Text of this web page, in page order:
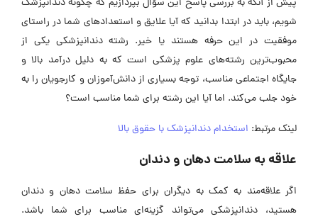
پیش از آنکه به بررسی پاسخ این سؤال بپردازیم که چگونه دندانپزشک
شویم، باید در ابتدا بدانید که آیا علایق و استعداد‌های شما در راستای
موفقیت در این حرفه هستند یا خیر. رشته دندانپزشکی یکی از
محبوب‌ترین رشته‌های علوم پزشکی است که به دلیل درآمد بالا و
جایگاه اجتماعی مناسب، توجه بسیاری از دانش‌آموزان و کارجویان را به
خود جلب می‌کند. اما آیا این رشته برای شما مناسب است؟
لینک مرتبط: استخدام دندانپزشک با حقوق بالا
علاقه به سلامت دهان و دندان
اگر علاقه‌مند به کمک به دیگران برای حفظ سلامت دهان و دندان
هستید، دندانپزشکی می‌تواند گزینه‌ای مناسب برای شما باشد.